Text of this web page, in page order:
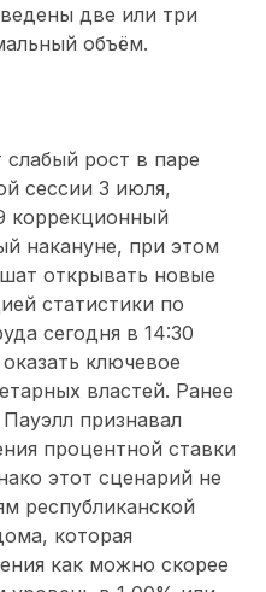
две или три
объём.
рост в паре
сессии 3 июля,
коррекционный
накануне, при этом
открывать новые
статистики по
сегодня в 14:30
ключевое
властей. Ранее
признавал
процентной ставки
этот сценарий не
республиканской
которая
как можно скорее